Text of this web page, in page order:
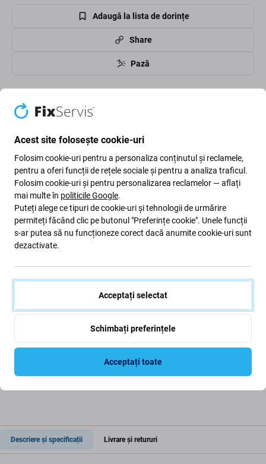
Adaugă la lista de dorințe
Share
Pază
High-contrast mode
Clienții cumpără și ei
Spigen - Tok Liquid Air -
iPhone 7, 8, SE 2020 &
116 Lei
Spigen - Tok Ultra Hybrid
2 - iPhone 7, 8, SE 2020
& SE 2022, átlátszó
121 Lei
ÎN STOC 3 buc
Descriere și specificații Livrare și retururi
Acest site folosește cookie-uri
Folosim cookie-uri pentru a personaliza conținutul și reclamele,
pentru a oferi funcții de rețele sociale și pentru a analiza traficul.
Folosim cookie-uri și pentru personalizarea reclamelor — aflați
mai multe în politicile Google.
Puteți alege ce tipuri de cookie-uri și tehnologii de urmărire
permiteți făcând clic pe butonul "Preferințe cookie". Unele funcții
s-ar putea să nu funcționeze corect dacă anumite cookie-uri sunt
dezactivate.
Acceptați selectat
Schimbați preferințele
Acceptați toate